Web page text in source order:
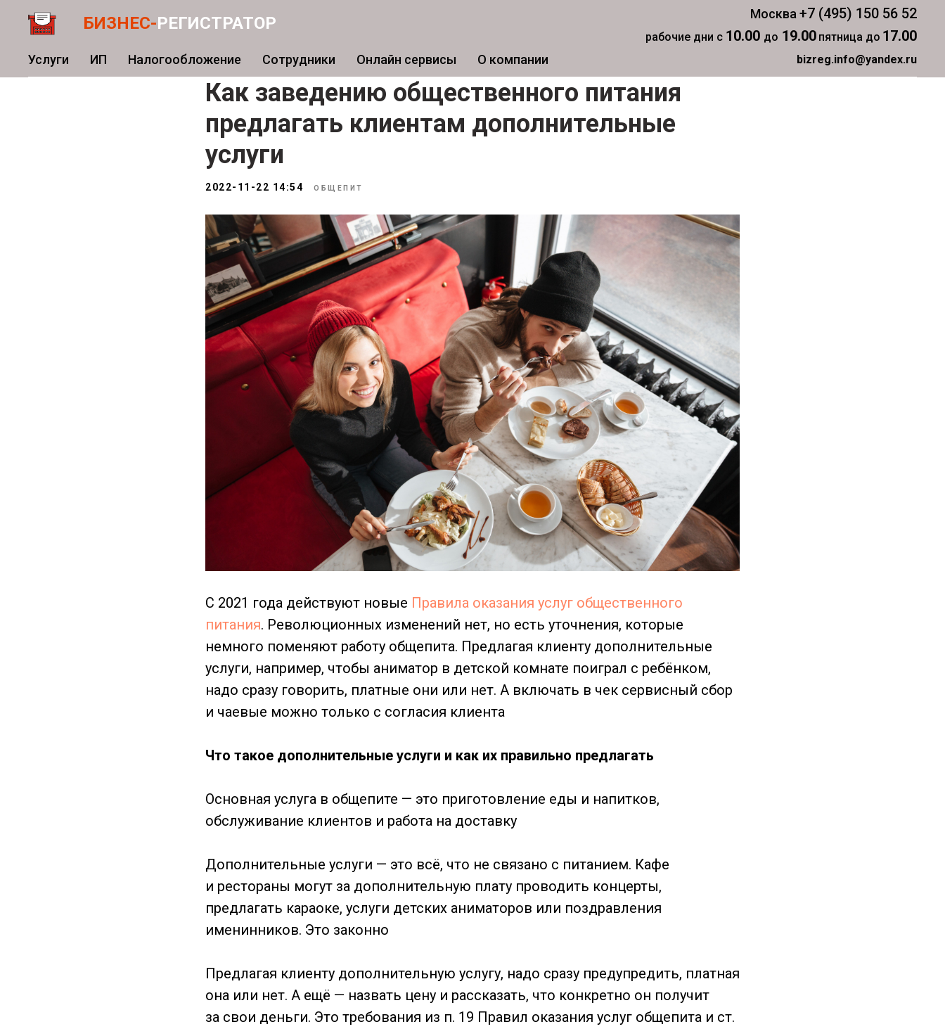
БИЗНЕС-РЕГИСТРАТОР Москва +7 (495) 150 56 52
рабочие дни с 10.00 до 19.00 пятница до 17.00
Услуги ИП Налогообложение Сотрудники Онлайн сервисы О компании bizreg.info@yandex.ru
Как заведению общественного питания
предлагать клиентам дополнительные
услуги
2022-11-22 14:54 ОБЩЕПИТ
С 2021 года действуют новые Правила оказания услуг общественного
питания. Революционных изменений нет, но есть уточнения, которые
немного поменяют работу общепита. Предлагая клиенту дополнительные
услуги, например, чтобы аниматор в детской комнате поиграл с ребёнком,
надо сразу говорить, платные они или нет. А включать в чек сервисный сбор
и чаевые можно только с согласия клиента
Что такое дополнительные услуги и как их правильно предлагать
Основная услуга в общепите — это приготовление еды и напитков,
обслуживание клиентов и работа на доставку
Дополнительные услуги — это всё, что не связано с питанием. Кафе
и рестораны могут за дополнительную плату проводить концерты,
предлагать караоке, услуги детских аниматоров или поздравления
именинников. Это законно
Предлагая клиенту дополнительную услугу, надо сразу предупредить, платная
она или нет. А ещё — назвать цену и рассказать, что конкретно он получит
за свои деньги. Это требования из п. 19 Правил оказания услуг общепита и ст.